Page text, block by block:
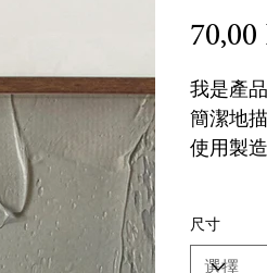
價
格
我是產
簡潔地
使用製
尺寸